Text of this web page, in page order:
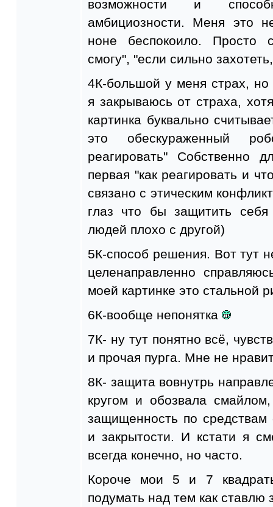
возможности и
амбициозности. Меня это
ноне беспокоило. Просто
смогу", "если сильно
4К-большой у меня страх,
я закрываюсь от страха,
картинка буквально
это обескураженный
реагировать" Собственно
первая "как реагировать и
связано с этическим
глаз что бы защитить
людей плохо с другой)
5К-способ решения. Вот тут
целенаправленно
моей картинке это стальной
6К-вообще непонятка
7К- ну тут понятно всё,
и прочая пурга. Мне не
8К- защита вовнутрь
кругом и обозвала
защищенность по средствам
и закрытости. И кстати я
всегда конечно, но часто.
Короче мои 5 и 7
подумать над тем как